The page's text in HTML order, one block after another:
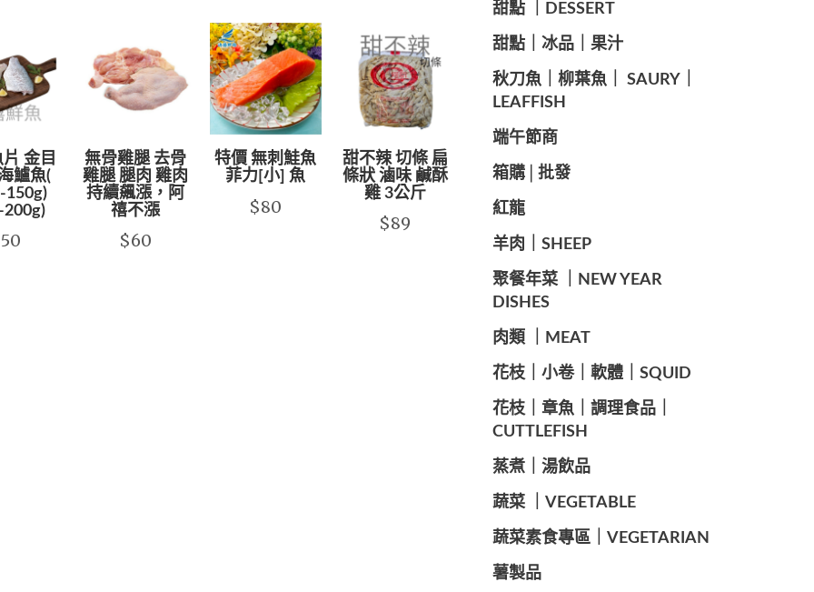
金目
鱸魚(
150g)
200g)
無骨雞腿 去骨
雞腿 腿肉 雞肉
持續飆漲，阿
禧不漲
$60
特價 無刺鮭魚
菲力[小] 魚
$80
甜不辣 切條 扁
條狀 滷味 鹹酥
雞 3公斤
$89
甜點 ｜DESSERT
️甜點｜冰品｜果汁
️秋刀魚｜柳葉魚｜ SAURY｜
LEAFFISH
️端午節商️
️箱購│批發
紅龍
羊肉｜SHEEP
️聚餐年菜 ｜NEW YEAR
DISHES
肉類 ｜MEAT
️花枝｜小卷｜軟體｜SQUID
花枝｜章魚｜調理食品｜
CUTTLEFISH
️蒸煮｜湯飲品
蔬菜 ｜VEGETABLE
蔬菜素食專區｜VEGETARIAN
️薯製品